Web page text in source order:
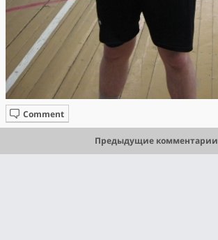
Comment
Предыдущие комментарии